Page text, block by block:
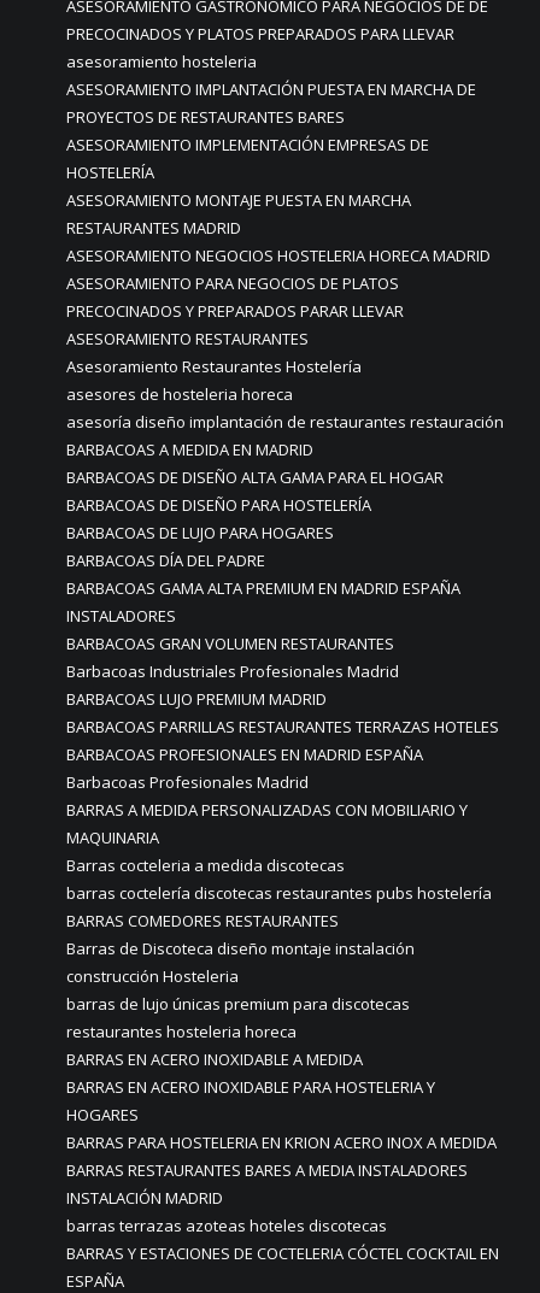
ASESORAMIENTO GASTRONÓMICO PARA NEGOCIOS DE DE
PRECOCINADOS Y PLATOS PREPARADOS PARA LLEVAR
asesoramiento hosteleria
ASESORAMIENTO IMPLANTACIÓN PUESTA EN MARCHA DE
PROYECTOS DE RESTAURANTES BARES
ASESORAMIENTO IMPLEMENTACIÓN EMPRESAS DE
HOSTELERÍA
ASESORAMIENTO MONTAJE PUESTA EN MARCHA
RESTAURANTES MADRID
ASESORAMIENTO NEGOCIOS HOSTELERIA HORECA MADRID
ASESORAMIENTO PARA NEGOCIOS DE PLATOS
PRECOCINADOS Y PREPARADOS PARAR LLEVAR
ASESORAMIENTO RESTAURANTES
Asesoramiento Restaurantes Hostelería
asesores de hosteleria horeca
asesoría diseño implantación de restaurantes restauración
BARBACOAS A MEDIDA EN MADRID
BARBACOAS DE DISEÑO ALTA GAMA PARA EL HOGAR
BARBACOAS DE DISEÑO PARA HOSTELERÍA
BARBACOAS DE LUJO PARA HOGARES
BARBACOAS DÍA DEL PADRE
BARBACOAS GAMA ALTA PREMIUM EN MADRID ESPAÑA
INSTALADORES
BARBACOAS GRAN VOLUMEN RESTAURANTES
Barbacoas Industriales Profesionales Madrid
BARBACOAS LUJO PREMIUM MADRID
BARBACOAS PARRILLAS RESTAURANTES TERRAZAS HOTELES
BARBACOAS PROFESIONALES EN MADRID ESPAÑA
Barbacoas Profesionales Madrid
BARRAS A MEDIDA PERSONALIZADAS CON MOBILIARIO Y
MAQUINARIA
Barras cocteleria a medida discotecas
barras coctelería discotecas restaurantes pubs hostelería
BARRAS COMEDORES RESTAURANTES
Barras de Discoteca diseño montaje instalación
construcción Hosteleria
barras de lujo únicas premium para discotecas
restaurantes hosteleria horeca
BARRAS EN ACERO INOXIDABLE A MEDIDA
BARRAS EN ACERO INOXIDABLE PARA HOSTELERIA Y
HOGARES
BARRAS PARA HOSTELERIA EN KRION ACERO INOX A MEDIDA
BARRAS RESTAURANTES BARES A MEDIA INSTALADORES
INSTALACIÓN MADRID
barras terrazas azoteas hoteles discotecas
BARRAS Y ESTACIONES DE COCTELERIA CÓCTEL COCKTAIL EN
ESPAÑA